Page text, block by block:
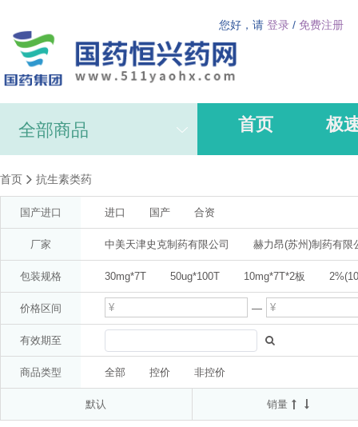
您好，请 登录 / 免费注册
全部商品 首页 极
首页 抗生素类药
国产进口 进口 国产 合资
厂家 中美天津史克制药有限公司 赫力昂(苏州)制药有限
AstraZeneca AB(分装:阿斯利康制药有限公司) 阿
广州白云山医药集团股份有限公司白云山何济公制药
委托方:拜耳医药保健有限公司(受托方:山东新华制药股
京都念慈菴总厂有限
包装规格 30mg*7T 50ug*100T 10mg*7T*2板
10ml 47.5mg*14T*2板
5mg(按氨氯地平计)*14T
50μg*60D 20mg(以C17H19N3O3S计)*7T*2板
价格区间 —
有效期至
商品类型 全部 控价 非控价
默认 销量